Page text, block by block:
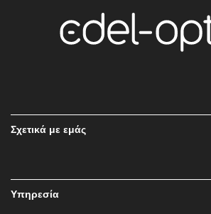
Σχετικά με εμάς
Υπηρεσία